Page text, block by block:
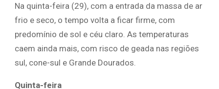
Na quinta-feira (29), com a entrada da massa de ar
frio e seco, o tempo volta a ficar firme, com
predomínio de sol e céu claro. As temperaturas
caem ainda mais, com risco de geada nas regiões
sul, cone-sul e Grande Dourados.
Quinta-feira